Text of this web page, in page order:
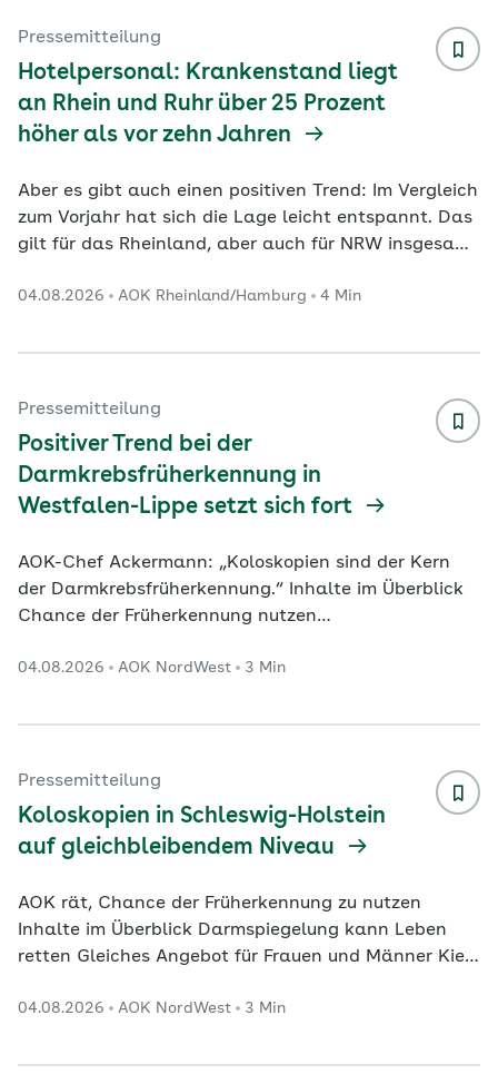
Situation: In den Hotels, Pensionen und Gasthöfen in
Hamburg lag der Krankenstand im Jahr 2025 mit
Pressemitteilung
Hotelpersonal: Krankenstand liegt
an Rhein und Ruhr über 25 Prozent
höher als vor zehn Jahren
Aber es gibt auch einen positiven Trend: Im Vergleich
zum Vorjahr hat sich die Lage leicht entspannt. Das
gilt für das Rheinland, aber auch für NRW insgesamt
weiterhin schwierige Zeiten. Viele Gäste schauen auf
Fachpersonal sind schwer zu finden.
Situation: In den Hotels, Pensionen und Gasthöfen
lag der Krankenstand im Jahr 2025 mit 5,9 Prozent
04.08.2026 AOK Rheinland/Hamburg 4 Min
Pressemitteilung
Positiver Trend bei der
Darmkrebsfrüherkennung in
Westfalen-Lippe setzt sich fort
AOK-Chef Ackermann: „Koloskopien sind der Kern
der Darmkrebsfrüherkennung.“ Inhalte im Überblick
Chance der Früherkennung nutzen
Männer Dortmund. In Westfalen-Lippe ist weiterhin
festzustellen. Das geht aus einer aktuellen
wurden im ersten Halbjahr 2025 insgesamt 40.188
präventive und diagnostische Darmspiegelungen im
ambulanten und stationä
04.08.2026 AOK NordWest 3 Min
Pressemitteilung
Koloskopien in Schleswig-Holstein
auf gleichbleibendem Niveau
AOK rät, Chance der Früherkennung zu nutzen
Inhalte im Überblick Darmspiegelung kann Leben
retten Gleiches Angebot für Frauen und Männer Kiel.
Holstein auf dem Status Quo des Vorjahres. Das
Danach wurden im ersten Halbjahr 2025 insgesamt
04.08.2026 AOK NordWest 3 Min